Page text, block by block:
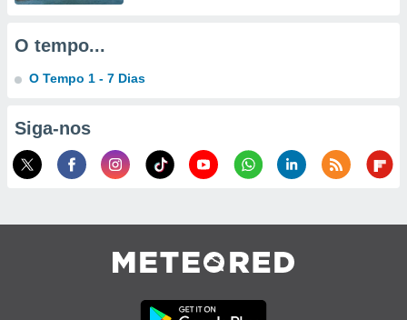
dados
através
O tempo...
O Tempo 1 - 7 Dias
Siga-nos